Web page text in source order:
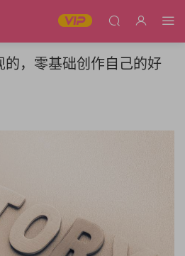
的，零基础创作自己的好